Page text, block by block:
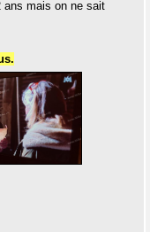
ans mais on ne sait